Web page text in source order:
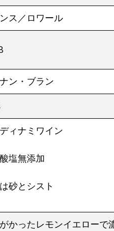
ス／ロワール
ン・ブラン
ィナミワイン
塩無添加
砂とシスト
かったレモンイエローで